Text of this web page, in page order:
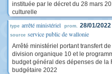
instituée par le décret du 28 mars
culturelle
type arrêté ministériel prom. 28/01/2022
source service public de wallonie
Arrêté ministériel portant transfert
division organique 10 et le
budget général des dépenses de
budgétaire 2022